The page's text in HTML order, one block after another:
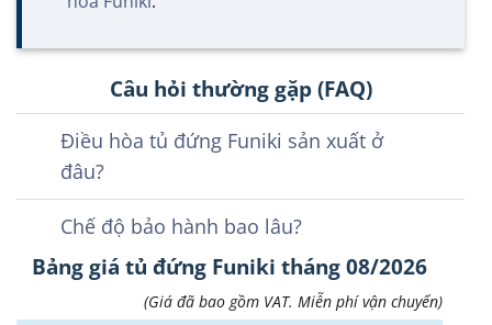
Câu hỏi thường gặp (FAQ)
Điều hòa tủ đứng Funiki sản xuất ở
đâu?
Chế độ bảo hành bao lâu?
Bảng giá tủ đứng Funiki tháng 08/2026
(Giá đã bao gồm VAT. Miễn phí vận chuyển)